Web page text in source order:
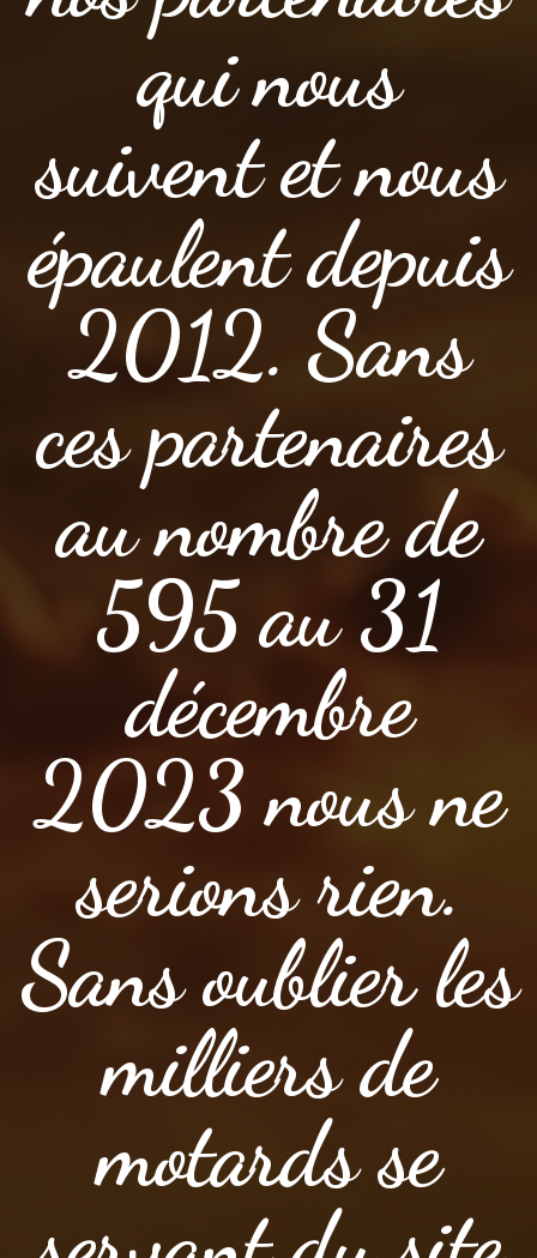
qui nous
suivent et nous
épaulent depuis
2012. Sans
ces partenaires
au nombre de
595 au 31
décembre
2023 nous ne
serions rien.
Sans oublier les
milliers de
motards se